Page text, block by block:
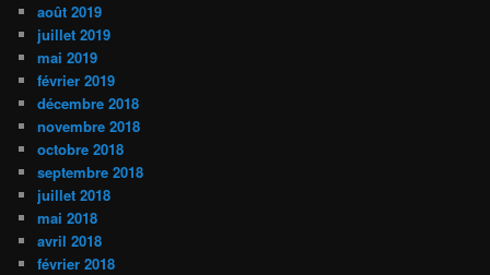
août 2019
juillet 2019
mai 2019
février 2019
décembre 2018
novembre 2018
octobre 2018
septembre 2018
juillet 2018
mai 2018
avril 2018
février 2018